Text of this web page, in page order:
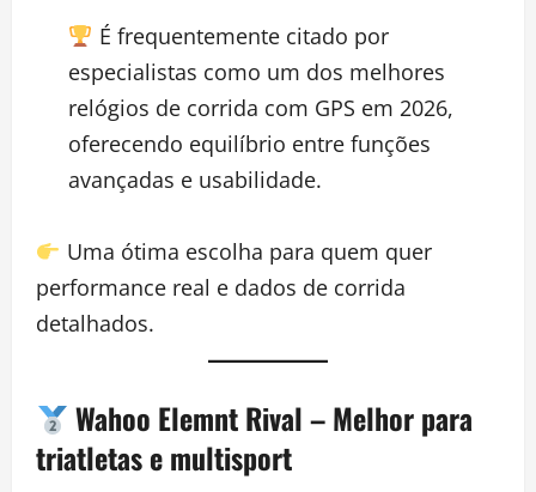
É frequentemente citado por
especialistas como um dos melhores
relógios de corrida com GPS em 2026,
oferecendo equilíbrio entre funções
avançadas e usabilidade.
Uma ótima escolha para quem quer
performance real e dados de corrida
detalhados.
Wahoo Elemnt Rival– Melhor para
triatletas e multisport